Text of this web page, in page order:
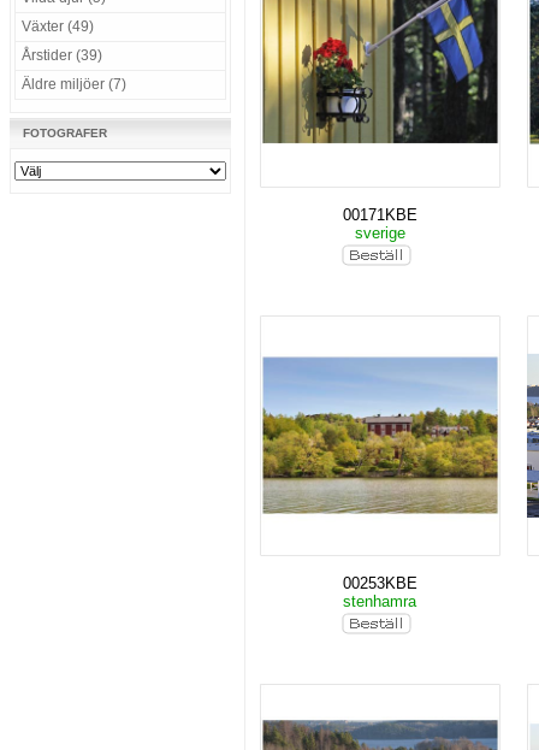
Växter (49)
Årstider (39)
Äldre miljöer (7)
FOTOGRAFER
00171KBE
sverige
00253KBE
stenhamra